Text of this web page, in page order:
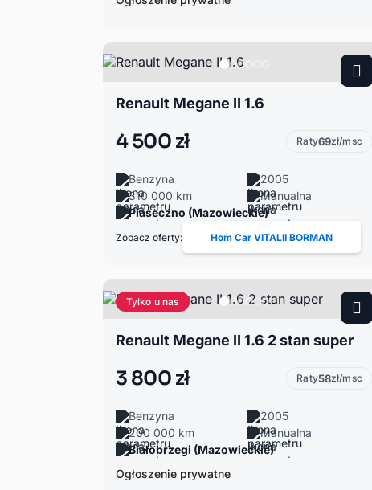
Renault Megane II 1.6
4 500 zł Raty69zł/msc
Benzyna
2005
310 000 km
Manualna
Piaseczno (Mazowieckie)
Zobacz oferty: Hom Car VITALII BORMAN
Tylko u nas
Renault Megane II 1.6 2 stan super
3 800 zł Raty58zł/msc
Benzyna
2005
200 000 km
Manualna
Białobrzegi (Mazowieckie)
Ogłoszenie prywatne